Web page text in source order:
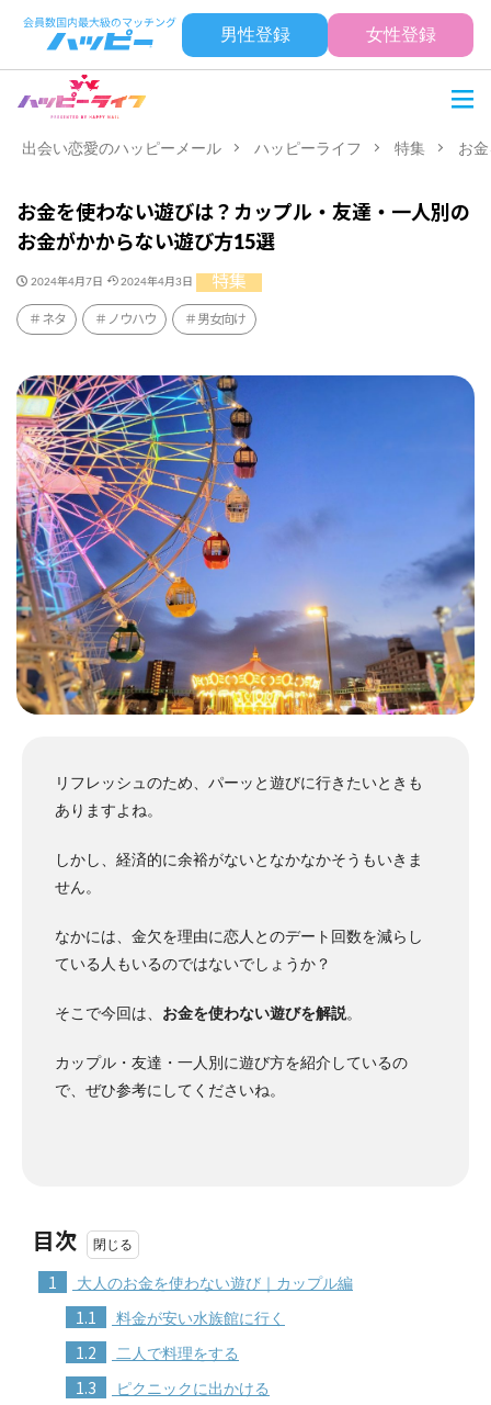
男性登録 女性登録
出会い恋愛のハッピーメール ハッピーライフ 特集 お
お金を使わない遊びは？カップル・友達・一人別の
お金がかからない遊び方15選
2024年4月7日 2024年4月3日 特集
ネタ ノウハウ 男女向け
リフレッシュのため、パーッと遊びに行きたいときも
ありますよね。
しかし、経済的に余裕がないとなかなかそうもいきま
せん。
なかには、金欠を理由に恋人とのデート回数を減らし
ている人もいるのではないでしょうか？
そこで今回は、 お金を使わない遊びを解説。
カップル・友達・一人別に遊び方を紹介しているの
で、ぜひ参考にしてくださいね。
目次
1 大人のお金を使わない遊び｜カップル編
1.1 料金が安い水族館に行く
1.2 二人で料理をする
1.3 ピクニックに出かける